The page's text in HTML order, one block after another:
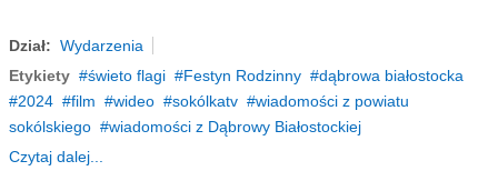
Dział: Wydarzenia
Etykiety
świeto flagi Festyn Rodzinny
dąbrowa białostocka
2024
film wideo sokólkatv
wiadomości z powiatu
sokólskiego
wiadomości z Dąbrowy Białostockiej
Czytaj dalej...